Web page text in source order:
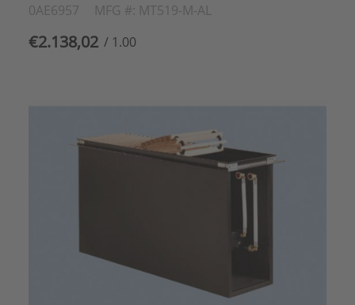
0AE6957 MFG #: MT519-M-AL
€2.138,02 / 1.00